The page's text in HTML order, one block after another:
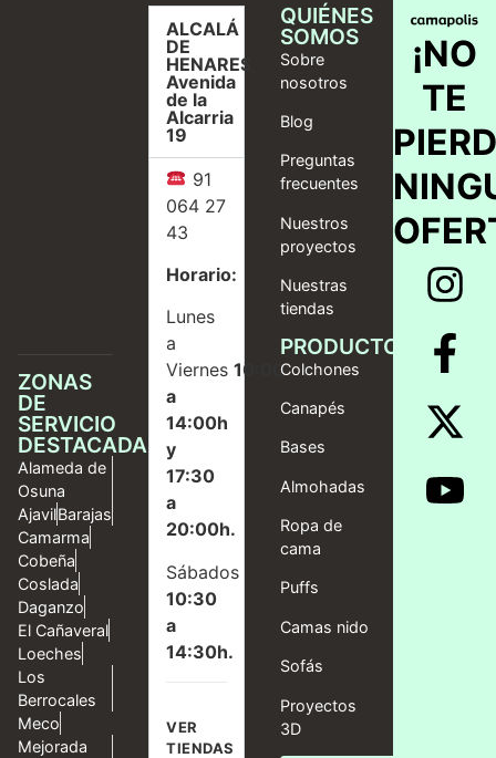
ZONAS
DE
SERVICIO
DESTACADAS
Alameda de
Osuna
AjavilBarajas
Camarma
Cobeña
Coslada
Daganzo
El Cañaveral
Loeches
Los
Berrocales
Meco
Mejorada
ALCALÁ
DE
HENARES,
Avenida
de la
Alcarria
19
91
064 27
43
Horario:
Lunes
a
Viernes10:00
a
14:00h
y
17:30
a
20:00h.
Sábados
10:30
a
14:30h.
VER
TIENDAS
QUIÉNES
SOMOS
Sobre
nosotros
Blog
Preguntas
frecuentes
Nuestros
proyectos
Nuestras
tiendas
PRODUCTOS
Colchones
Canapés
Bases
Almohadas
Ropa de
cama
Puffs
Camas nido
Sofás
Proyectos
3D
¡NO
TE